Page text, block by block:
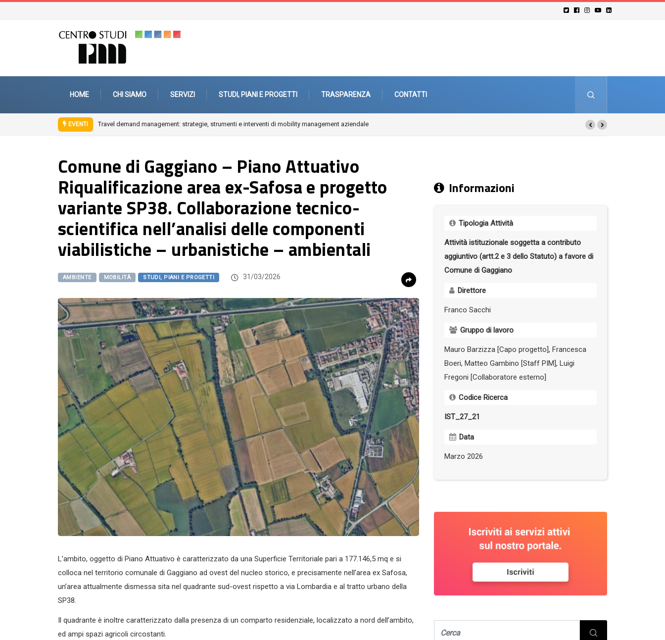
HOME CHI SIAMO SERVIZI STUDI, PIANI E PROGETTI TRASPARENZA CONTATTI
EVENTI
strategie, strumenti e interventi di mobility management aziendaleFuori città. Architetture, paesaggi, periferie
Comune di Gaggiano – Piano Attuativo
Riqualificazione area ex-Safosa e progetto
variante SP38. Collaborazione tecnico-
scientifica nell’analisi delle componenti
viabilistiche – urbanistiche – ambientali
AMBIENTE MOBILITÀ STUDI, PIANI E PROGETTI 31/03/2026
L’ambito, oggetto di Piano Attuativo è caratterizzato da una Superficie Territoriale pari a 177.146,5 mq e si
colloca nel territorio comunale di Gaggiano ad ovest del nucleo storico, e precisamente nell’area ex Safosa,
un’area attualmente dismessa sita nel quadrante sud-ovest rispetto a via Lombardia e al tratto urbano della
SP38.
Il quadrante è inoltre caratterizzato dalla presenza di un comparto residenziale, localizzato a nord dell’ambito,
ed ampi spazi agricoli circostanti.
Informazioni
Tipologia Attività
Attività istituzionale soggetta a contributo
aggiuntivo (artt.2 e 3 dello Statuto) a favore di
Comune di Gaggiano
Direttore
Franco Sacchi
Gruppo di lavoro
Mauro Barzizza [Capo progetto], Francesca
Boeri, Matteo Gambino [Staff PIM], Luigi
Fregoni [Collaboratore esterno]
Codice Ricerca
IST_27_21
Data
Marzo 2026